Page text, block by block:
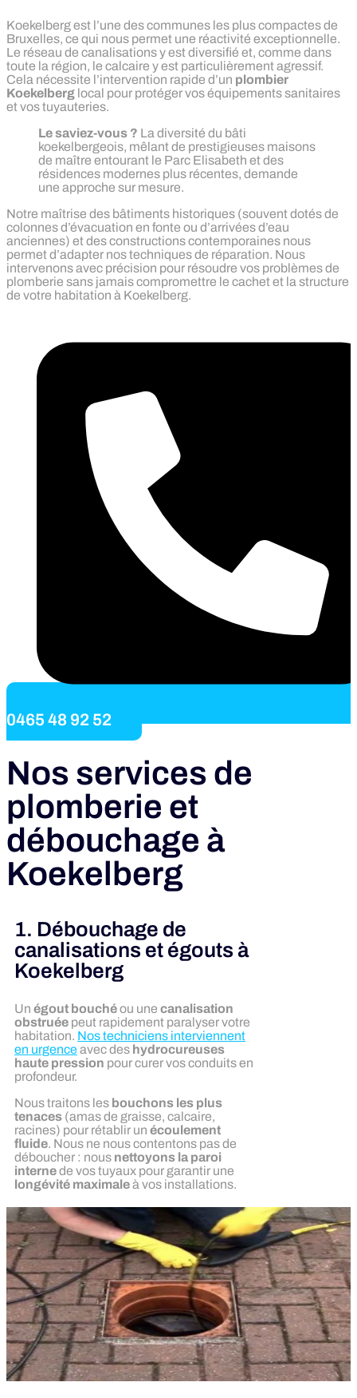
Koekelberg est l’une des communes les plus compactes de
Bruxelles, ce qui nous permet une réactivité exceptionnelle.
Le réseau de canalisations y est diversifié et, comme dans
toute la région, le calcaire y est particulièrement agressif.
Cela nécessite l’intervention rapide d’un plombier
Koekelberg local pour protéger vos équipements sanitaires
et vos tuyauteries.
Le saviez-vous ? La diversité du bâti
koekelbergeois, mêlant de prestigieuses maisons
de maître entourant le Parc Elisabeth et des
résidences modernes plus récentes, demande
une approche sur mesure.
Notre maîtrise des bâtiments historiques (souvent dotés de
colonnes d’évacuation en fonte ou d’arrivées d’eau
anciennes) et des constructions contemporaines nous
permet d’adapter nos techniques de réparation. Nous
intervenons avec précision pour résoudre vos problèmes de
plomberie sans jamais compromettre le cachet et la structure
de votre habitation à Koekelberg.
0465 48 92 52
Nos services de
plomberie et
débouchage à
Koekelberg
1. Débouchage de
canalisations et égouts à
Koekelberg
Un égout bouchéou une canalisation
obstruée peut rapidement paralyser votre
habitation. Nos techniciens interviennent
en urgenceavec des hydrocureuses
haute pression pour curer vos conduits en
profondeur.
Nous traitons les bouchons les plus
tenaces (amas de graisse, calcaire,
racines) pour rétablir un écoulement
fluide. Nous ne nous contentons pas de
déboucher : nous nettoyons la paroi
internede vos tuyaux pour garantir une
longévité maximaleà vos installations.